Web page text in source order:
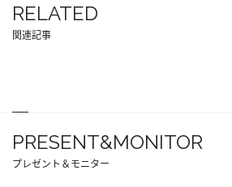
RELATED
関連記事
PRESENT&MONITOR
プレゼント＆モニター